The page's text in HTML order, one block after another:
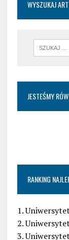
WYSZUKAJ
JESTEŚMY
RANKING
1.
2.
3.